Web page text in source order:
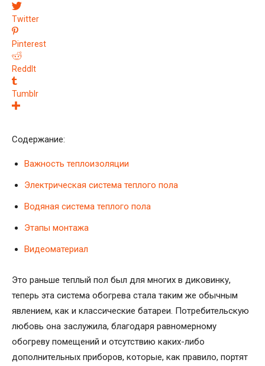
Twitter
Pinterest
ReddIt
Tumblr
Содержание:
Важность теплоизоляции
Электрическая система теплого пола
Водяная система теплого пола
Этапы монтажа
Видеоматериал
Это раньше теплый пол был для многих в диковинку,
теперь эта система обогрева стала таким же обычным
явлением, как и классические батареи. Потребительскую
любовь она заслужила, благодаря равномерному
обогреву помещений и отсутствию каких-либо
дополнительных приборов, которые, как правило, портят